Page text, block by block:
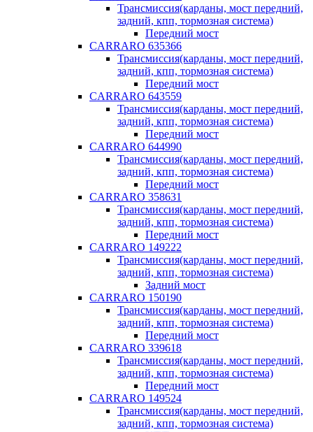
Трансмиссия(карданы, мост передний,
задний, кпп, тормозная система)
Передний мост
CARRARO 635366
Трансмиссия(карданы, мост передний,
задний, кпп, тормозная система)
Передний мост
CARRARO 643559
Трансмиссия(карданы, мост передний,
задний, кпп, тормозная система)
Передний мост
CARRARO 644990
Трансмиссия(карданы, мост передний,
задний, кпп, тормозная система)
Передний мост
CARRARO 358631
Трансмиссия(карданы, мост передний,
задний, кпп, тормозная система)
Передний мост
CARRARO 149222
Трансмиссия(карданы, мост передний,
задний, кпп, тормозная система)
Задний мост
CARRARO 150190
Трансмиссия(карданы, мост передний,
задний, кпп, тормозная система)
Передний мост
CARRARO 339618
Трансмиссия(карданы, мост передний,
задний, кпп, тормозная система)
Передний мост
CARRARO 149524
Трансмиссия(карданы, мост передний,
задний, кпп, тормозная система)